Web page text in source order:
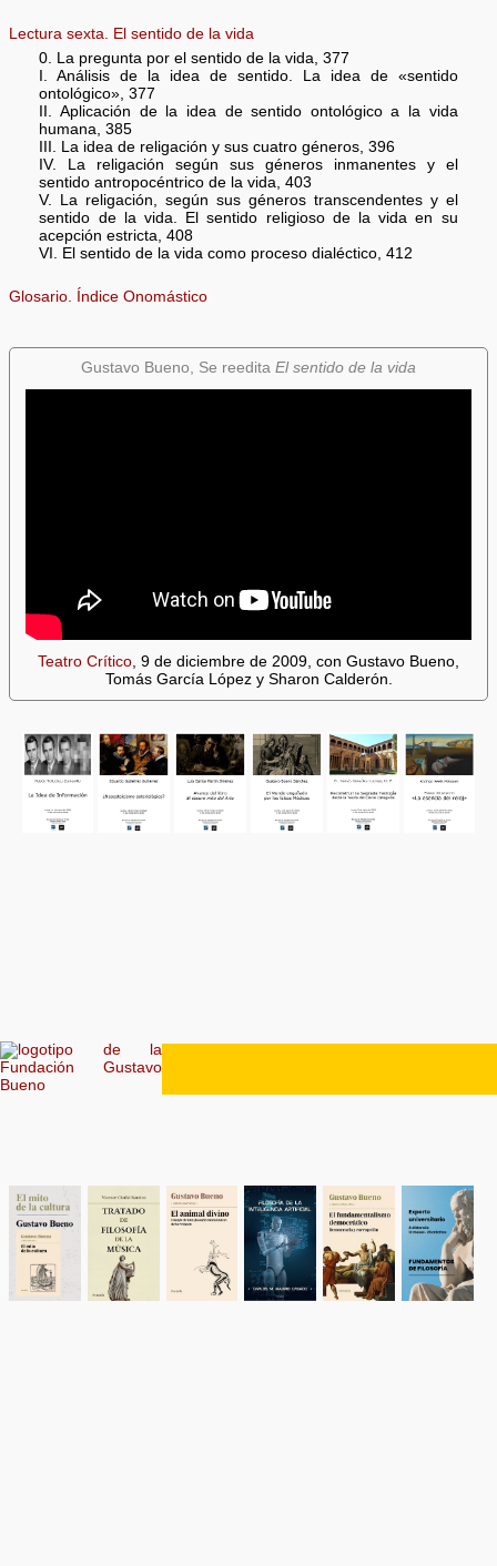
Lectura sexta. El sentido de la vida
0. La pregunta por el sentido de la vida, 377
I. Análisis de la idea de sentido. La idea de «sentido
ontológico», 377
II. Aplicación de la idea de sentido ontológico a la vida
humana, 385
III. La idea de religación y sus cuatro géneros, 396
IV. La religación según sus géneros inmanentes y el
sentido antropocéntrico de la vida, 403
V. La religación, según sus géneros transcendentes y el
sentido de la vida. El sentido religioso de la vida en su
acepción estricta, 408
VI. El sentido de la vida como proceso dialéctico, 412
Glosario. Índice Onomástico
Gustavo Bueno, Se reedita El sentido de la vida
Teatro Crítico , 9 de diciembre de 2009, con Gustavo Bueno,
Tomás García López y Sharon Calderón.